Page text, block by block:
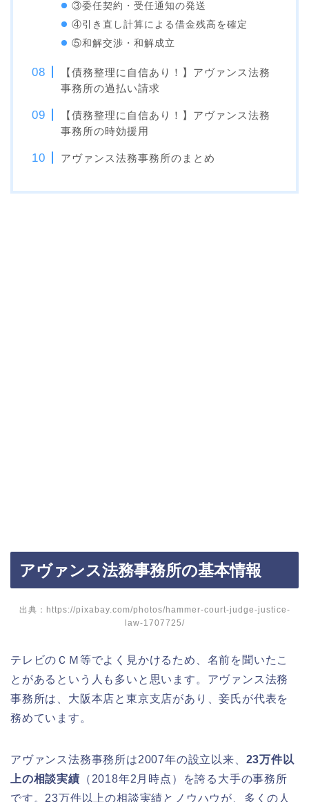
③委任契約・受任通知の発送
④引き直し計算による借金残高を確定
⑤和解交渉・和解成立
【債務整理に自信あり！】アヴァンス法務
事務所の過払い請求
【債務整理に自信あり！】アヴァンス法務
事務所の時効援用
アヴァンス法務事務所のまとめ
アヴァンス法務事務所の基本情報
出典：https://pixabay.com/photos/hammer-court-judge-justice-
law-1707725/
テレビのＣＭ等でよく見かけるため、名前を聞いたこ
とがあるという人も多いと思います。アヴァンス法務
事務所は、大阪本店と東京支店があり、妾氏が代表を
務めています。
アヴァンス法務事務所は2007年の設立以来、 23万件以
上の相談実績 （2018年2月時点）を誇る大手の事務所
です。23万件以上の相談実績とノウハウが、多くの人